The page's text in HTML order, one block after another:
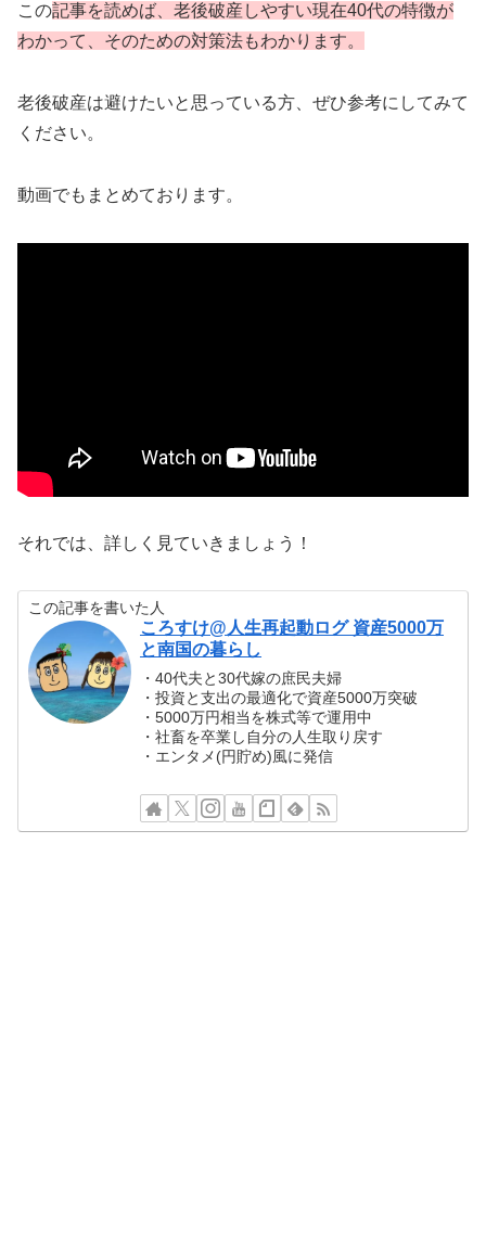
この記事を読めば、老後破産しやすい現在40代の特徴が
わかって、そのための対策法もわかります。
老後破産は避けたいと思っている方、ぜひ参考にしてみて
ください。
動画でもまとめております。
それでは、詳しく見ていきましょう！
この記事を書いた人
ころすけ@人生再起動ログ 資産5000万
と南国の暮らし
・40代夫と30代嫁の庶民夫婦
・投資と支出の最適化で資産5000万突破
・5000万円相当を株式等で運用中
・社畜を卒業し自分の人生取り戻す
・エンタメ(円貯め)風に発信